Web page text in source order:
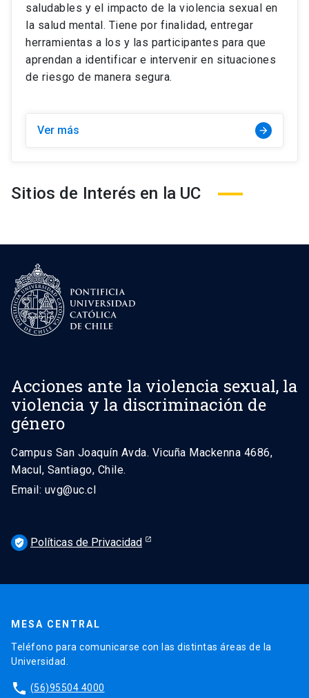
saludables y el impacto de la violencia sexual en
la salud mental. Tiene por finalidad, entregar
herramientas a los y las participantes para que
aprendan a identificar e intervenir en situaciones
de riesgo de manera segura.
Ver más arrow_forward
Sitios de Interés en la UC
Acciones ante la violencia sexual, la
violencia y la discriminación de
género
Campus San Joaquín Avda. Vicuña Mackenna 4686,
Macul, Santiago, Chile.
Email: uvg@uc.cl
verified_user Políticas de Privacidad
MESA CENTRAL
Teléfono para comunicarse con las distintas áreas de la
Universidad.
phone (56)95504 4000